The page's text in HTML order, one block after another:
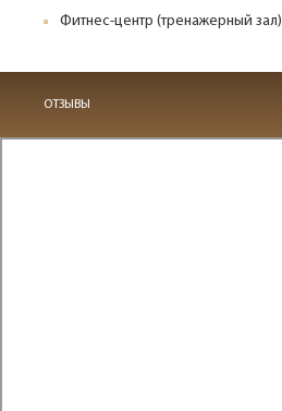
Фитнес-центр (тренажерный зал)
ОТЗЫВЫ